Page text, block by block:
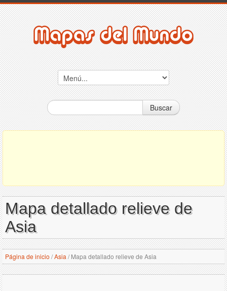
Buscar
Mapa detallado relieve de
Asia
Página de inicio /Asia /Mapa detallado relieve de Asia